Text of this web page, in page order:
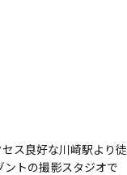
ス良好な川崎駅より徒
トの撮影スタジオで